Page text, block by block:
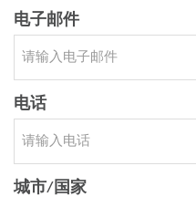
电子邮件
电话
城市/国家